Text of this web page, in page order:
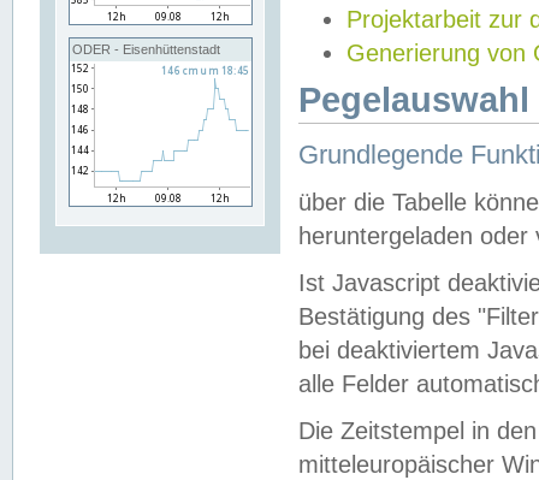
ODER - Eisenhüttenstadt
Projektarbeit zur
Generierung von
Grundlegende
über die Tabelle
heruntergeladen oder
Ist Javascript
Bestätigung des
bei deaktiviertem
alle Felder
Die Zeitstempel in
mitteleuropäischer